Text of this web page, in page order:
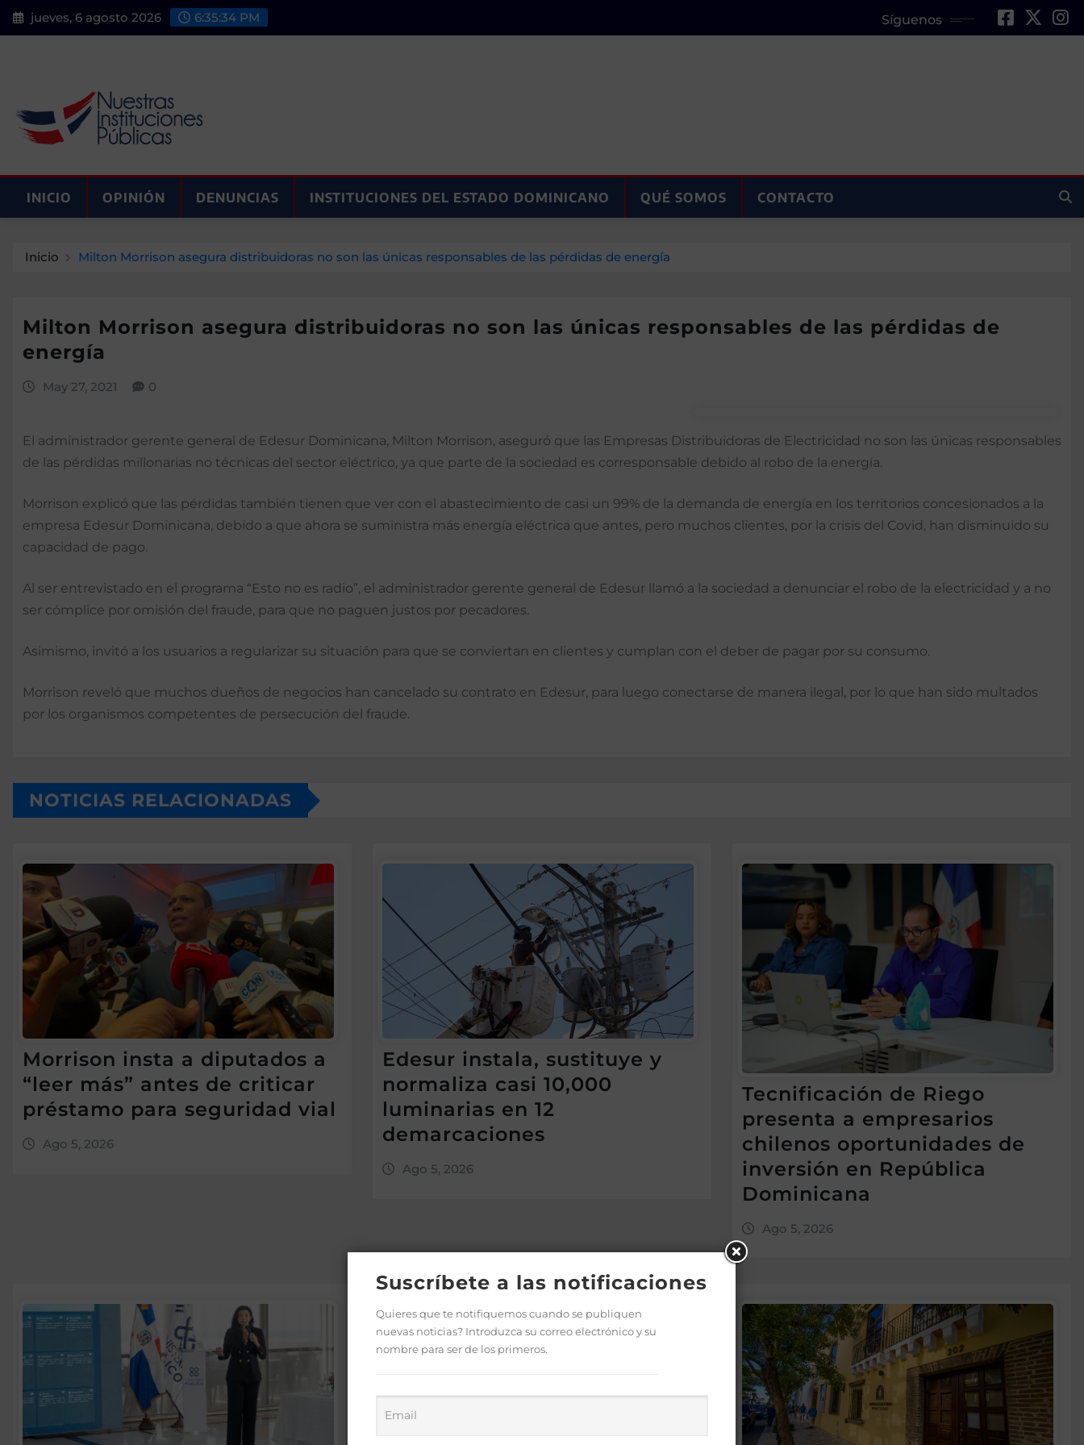
Saltar
al
jueves, 6 agosto 2026 6:35:35 PM Síguenos
INICIO OPINIÓN DENUNCIAS INSTITUCIONES DEL ESTADO DOMINICANO QUÉ SOMOS CONTACTO
Inicio Milton Morrison asegura distribuidoras no son las únicas responsables de las pérdidas de energía
Milton Morrison asegura distribuidoras no son las únicas responsables de las pérdidas de
energía
May 27, 2021 0
El administrador gerente general de Edesur Dominicana, Milton Morrison, aseguró que las Empresas Distribuidoras de Electricidad no son las únicas responsables
de las pérdidas millonarias no técnicas del sector eléctrico, ya que parte de la sociedad es corresponsable debido al robo de la energía.
Morrison explicó que las pérdidas también tienen que ver con el abastecimiento de casi un 99% de la demanda de energía en los territorios concesionados a la
empresa Edesur Dominicana, debido a que ahora se suministra más energía eléctrica que antes, pero muchos clientes, por la crisis del Covid, han disminuido su
capacidad de pago.
Al ser entrevistado en el programa “Esto no es radio”, el administrador gerente general de Edesur llamó a la sociedad a denunciar el robo de la electricidad y a no
ser cómplice por omisión del fraude, para que no paguen justos por pecadores.
Asimismo, invitó a los usuarios a regularizar su situación para que se conviertan en clientes y cumplan con el deber de pagar por su consumo.
Morrison reveló que muchos dueños de negocios han cancelado su contrato en Edesur, para luego conectarse de manera ilegal, por lo que han sido multados
por los organismos competentes de persecución del fraude.
NOTICIAS RELACIONADAS
Morrison insta a diputados a
“leer más” antes de criticar
préstamo para seguridad vial
Ago 5, 2026
Edesur instala, sustituye y
normaliza casi 10,000
luminarias en 12
demarcaciones
Ago 5, 2026
Tecnificación de Riego
presenta a empresarios
chilenos oportunidades de
inversión en República
Dominicana
Ago 5, 2026
Suscríbete a las notificaciones
Quieres que te notifiquemos cuando se publiquen
nuevas noticias? Introduzca su correo electrónico y su
nombre para ser de los primeros.